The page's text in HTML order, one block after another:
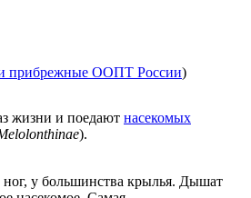
прибрежные ООПТ России)
жизни и поедают насекомых
).
ног, у большинства крылья. Дышат